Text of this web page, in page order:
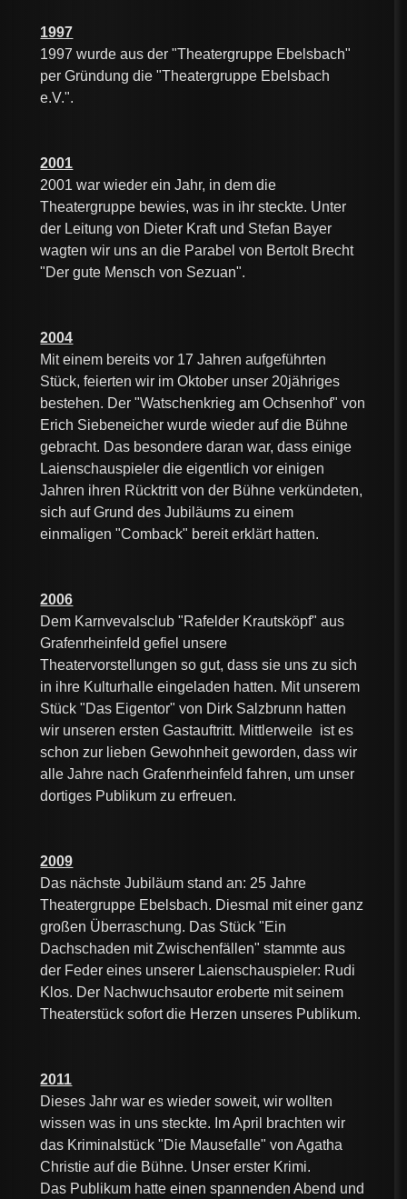
1997
1997 wurde aus der "Theatergruppe Ebelsbach"
per Gründung die "Theatergruppe Ebelsbach
e.V.".
2001
2001 war wieder ein Jahr, in dem die
Theatergruppe bewies, was in ihr steckte. Unter
der Leitung von Dieter Kraft und Stefan Bayer
wagten wir uns an die Parabel von Bertolt Brecht
"Der gute Mensch von Sezuan".
2004
Mit einem bereits vor 17 Jahren aufgeführten
Stück, feierten wir im Oktober unser 20jähriges
bestehen. Der "Watschenkrieg am Ochsenhof" von
Erich Siebeneicher wurde wieder auf die Bühne
gebracht. Das besondere daran war, dass einige
Laienschauspieler die eigentlich vor einigen
Jahren ihren Rücktritt von der Bühne verkündeten,
sich auf Grund des Jubiläums zu einem
einmaligen "Comback" bereit erklärt hatten.
2006
Dem Karnvevalsclub "Rafelder Krautsköpf" aus
Grafenrheinfeld gefiel unsere
Theatervorstellungen so gut, dass sie uns zu sich
in ihre Kulturhalle eingeladen hatten. Mit unserem
Stück "Das Eigentor" von Dirk Salzbrunn hatten
wir unseren ersten Gastauftritt. Mittlerweile ist es
schon zur lieben Gewohnheit geworden, dass wir
alle Jahre nach Grafenrheinfeld fahren, um unser
dortiges Publikum zu erfreuen.
2009
Das nächste Jubiläum stand an: 25 Jahre
Theatergruppe Ebelsbach. Diesmal mit einer ganz
großen Überraschung. Das Stück "Ein
Dachschaden mit Zwischenfällen" stammte aus
der Feder eines unserer Laienschauspieler: Rudi
Klos. Der Nachwuchsautor eroberte mit seinem
Theaterstück sofort die Herzen unseres Publikum.
2011
Dieses Jahr war es wieder soweit, wir wollten
wissen was in uns steckte. Im April brachten wir
das Kriminalstück "Die Mausefalle" von Agatha
Christie auf die Bühne. Unser erster Krimi.
Das Publikum hatte einen spannenden Abend und